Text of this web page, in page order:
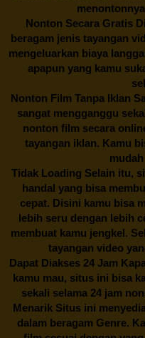
Nonton Secara Gratis Di
beragam jenis tayangan
mengeluarkan biaya
apapun yang kamu
Nonton Film Tanpa Iklan
sangat mengganggu
nonton film secara
tayangan iklan. Kamu
Tidak Loading Selain itu,
handal yang bisa
cepat. Disini kamu bisa
lebih seru dengan lebih
membuat kamu jengkel.
tayangan video
Dapat Diakses 24 Jam
kamu mau, situs ini bisa
sekali selama 24 jam
Menarik Situs ini
dalam beragam Genre.